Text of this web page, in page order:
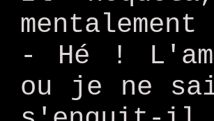
- Hé !
ou je ne